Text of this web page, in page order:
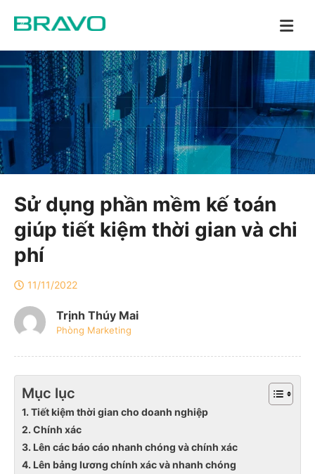
Sử dụng phần mềm kế toán
giúp tiết kiệm thời gian và chi
phí
11/11/2022
Trịnh Thúy Mai
Phòng Marketing
Mục lục
1. Tiết kiệm thời gian cho doanh nghiệp
2. Chính xác
3. Lên các báo cáo nhanh chóng và chính xác
4. Lên bảng lương chính xác và nhanh chóng